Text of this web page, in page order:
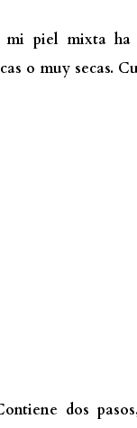
mi piel mixta ha
o muy secas.
dos